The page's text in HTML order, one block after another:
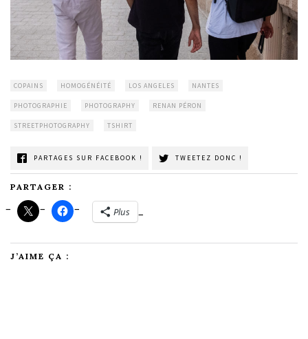
COPAINS HOMOGÉNÉITÉ LOS ANGELES NANTES
PHOTOGRAPHIE PHOTOGRAPHY RENAN PÉRON
STREETPHOTOGRAPHY TSHIRT
PARTAGES SUR FACEBOOK ! TWEETEZ DONC !
PARTAGER :
Plus
J’AIME ÇA :